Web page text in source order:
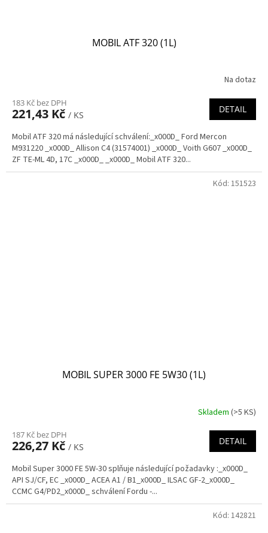
MOBIL ATF 320 (1L)
Na dotaz
183 Kč bez DPH
221,43 Kč / KS
DETAIL
Mobil ATF 320 má následující schválení:_x000D_ Ford Mercon
M931220 _x000D_ Allison C4 (31574001) _x000D_ Voith G607 _x000D_
ZF TE-ML 4D, 17C _x000D_ _x000D_ Mobil ATF 320...
MOBIL SUPER 3000 FE 5W30 (1L)
Skladem (>5 KS)
187 Kč bez DPH
226,27 Kč / KS
DETAIL
Mobil Super 3000 FE 5W-30 splňuje následující požadavky :_x000D_
API SJ/CF, EC _x000D_ ACEA A1 / B1_x000D_ ILSAC GF-2_x000D_
CCMC G4/PD2_x000D_ schválení Fordu -...
Kód: 151523
Kód: 142821